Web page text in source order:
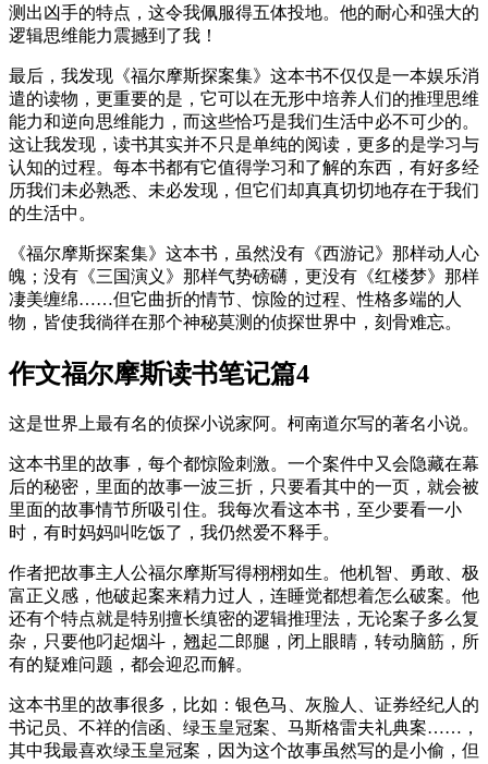
测出凶手的特点，这令我佩服得五体投地。他的耐心和强大的
逻辑思维能力震撼到了我！
最后，我发现《福尔摩斯探案集》这本书不仅仅是一本娱乐消
遣的读物，更重要的是，它可以在无形中培养人们的推理思维
能力和逆向思维能力，而这些恰巧是我们生活中必不可少的。
这让我发现，读书其实并不只是单纯的阅读，更多的是学习与
认知的过程。每本书都有它值得学习和了解的东西，有好多经
历我们未必熟悉、未必发现，但它们却真真切切地存在于我们
的生活中。
《福尔摩斯探案集》这本书，虽然没有《西游记》那样动人心
魄；没有《三国演义》那样气势磅礴，更没有《红楼梦》那样
凄美缠绵……但它曲折的情节、惊险的过程、性格多端的人
物，皆使我徜徉在那个神秘莫测的侦探世界中，刻骨难忘。
作文福尔摩斯读书笔记篇4
这是世界上最有名的侦探小说家阿。柯南道尔写的著名小说。
这本书里的故事，每个都惊险刺激。一个案件中又会隐藏在幕
后的秘密，里面的故事一波三折，只要看其中的一页，就会被
里面的故事情节所吸引住。我每次看这本书，至少要看一小
时，有时妈妈叫吃饭了，我仍然爱不释手。
作者把故事主人公福尔摩斯写得栩栩如生。他机智、勇敢、极
富正义感，他破起案来精力过人，连睡觉都想着怎么破案。他
还有个特点就是特别擅长缜密的逻辑推理法，无论案子多么复
杂，只要他叼起烟斗，翘起二郎腿，闭上眼睛，转动脑筋，所
有的疑难问题，都会迎忍而解。
这本书里的故事很多，比如：银色马、灰脸人、证券经纪人的
书记员、不祥的信函、绿玉皇冠案、马斯格雷夫礼典案……，
其中我最喜欢绿玉皇冠案，因为这个故事虽然写的是小偷，但